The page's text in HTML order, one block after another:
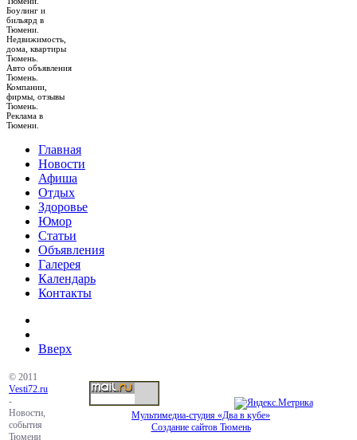
Боулинг и
бильярд в
Тюмени.
Недвижимость,
дома, квартиры
Тюмень.
Авто объявления
Тюмень.
Компании,
фирмы, отзывы
Тюмень.
Реклама в
Тюмени.
Главная
Новости
Афиша
Отдых
Здоровье
Юмор
Статьи
Объявления
Галерея
Календарь
Контакты
Вверх
© 2011
Vesti72.ru
-
Новости,
события
Тюмени
Мультимедиа-студия «Два в кубе»
Создание сайтов Тюмень